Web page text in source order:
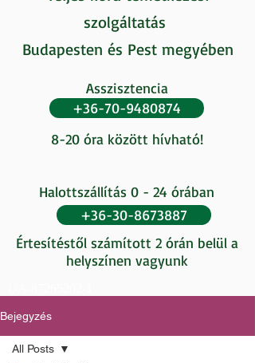
szolgáltatás
Budapesten és Pest megyében
Asszisztencia
8-20 óra között hívható!
+36-70-9480874
Halottszállítás 0 - 24 órában
Értesítéstől számított 2 órán belül a
helyszínen vagyunk
+36-30-8673887
Bejegyzés
All Posts